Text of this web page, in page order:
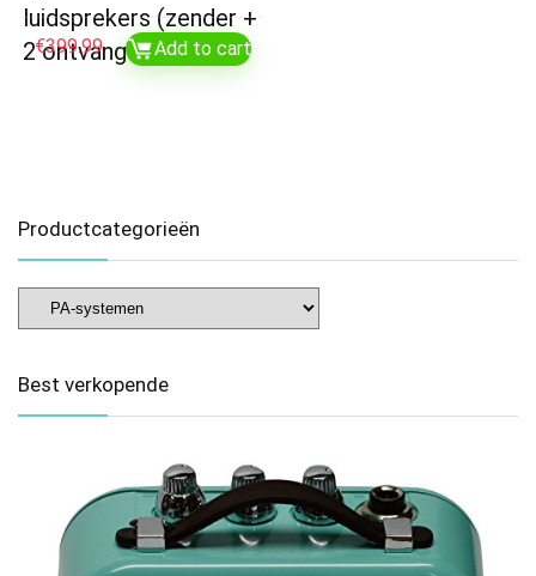
luidsprekers (zender +
2 ontvangers)
€399.99 Add to cart
Productcategorieën
Best verkopende